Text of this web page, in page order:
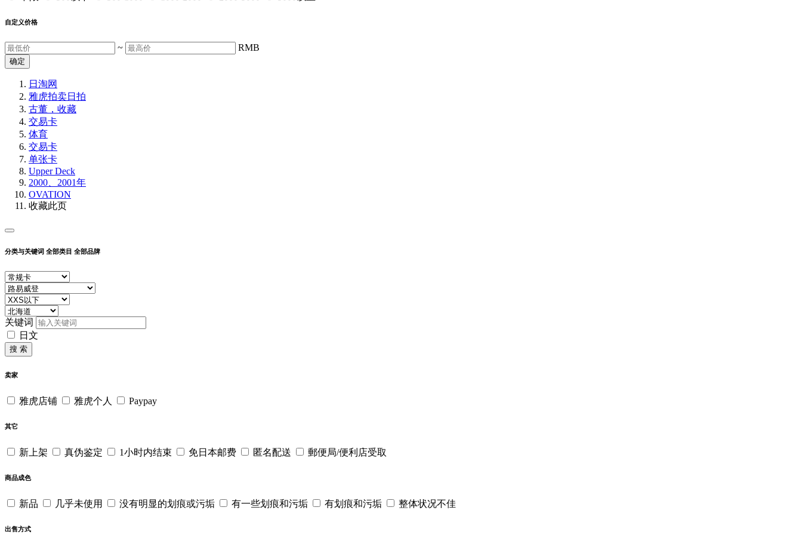
自定义价格
~ RMB
确定
日淘网
雅虎拍卖日拍
古董，收藏
交易卡
体育
交易卡
单张卡
Upper Deck
2000、2001年
OVATION
收藏此页
分类与关键词 全部类目 全部品牌
关键词
日文
搜 索
卖家
雅虎店铺 雅虎个人 Paypay
其它
新上架 真伪鉴定 1小时内结束 免日本邮费 匿名配送 郵便局/便利店受取
商品成色
新品 几乎未使用 没有明显的划痕或污垢 有一些划痕和污垢 有划痕和污垢 整体状况不佳
出售方式